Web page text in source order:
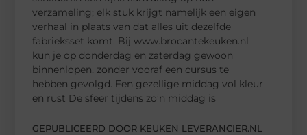
verzameling; elk stuk krijgt namelijk een eigen
verhaal in plaats van dat alles uit dezelfde
fabrieksset komt. Bij www.brocantekeuken.nl
kun je op donderdag en zaterdag gewoon
binnenlopen, zonder vooraf een cursus te
hebben gevolgd. Een gezellige middag vol kleur
en rust De sfeer tijdens zo’n middag is
GEPUBLICEERD DOOR KEUKEN LEVERANCIER.NL